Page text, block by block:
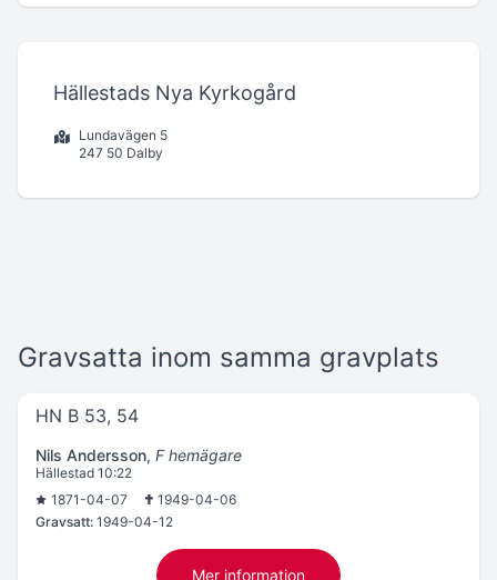
Hällestads Nya Kyrkogård
Lundavägen 5
247 50 Dalby
Gravsatta inom samma gravplats
HN B 53, 54
Nils Andersson, F hemägare
Hällestad 10:22
1871-04-07
1949-04-06
Gravsatt: 1949-04-12
Mer information